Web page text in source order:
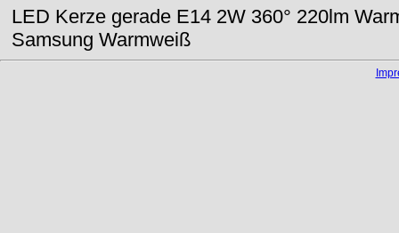
LED Kerze gerade E14 2W 360° 220lm
Samsung Warmweiß